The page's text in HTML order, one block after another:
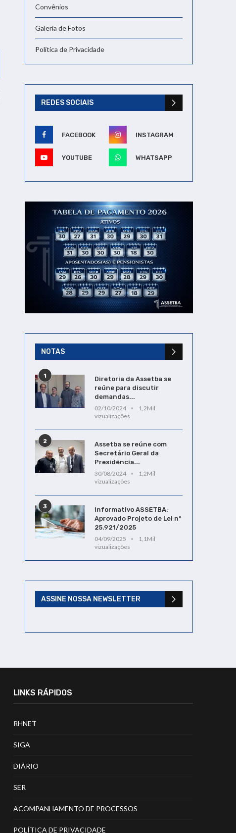
Convênios
Galeria de Fotos
Política de Privacidade
REDES SOCIAIS
FACEBOOK INSTAGRAM
YOUTUBE WHATSAPP
NOTAS
1
Diretoria da Assetba se
reúne para discutir
demandas...
02/10/2024
1,2Mil
vizualizações
2
Assetba se reúne com
Secretário Geral da
Presidência...
30/08/2024
1,2Mil
vizualizações
3
Informativo ASSETBA:
Aprovado Projeto de Lei nº
25.921/2025
04/09/2025
1,1Mil
vizualizações
ASSINE NOSSA NEWSLETTER
LINKS RÁPIDOS
RHNET
SIGA
DIÁRIO
SER
ACOMPANHAMENTO DE PROCESSOS
POLÍTICA DE PRIVACIDADE